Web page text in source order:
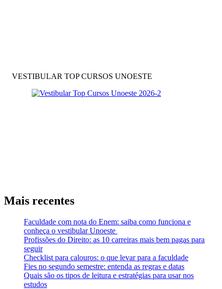
VESTIBULAR TOP CURSOS UNOESTE
Mais recentes
Faculdade com nota do Enem: saiba como funciona e
conheça o vestibular Unoeste
Profissões do Direito: as 10 carreiras mais bem pagas para
seguir
Checklist para calouros: o que levar para a faculdade
Fies no segundo semestre: entenda as regras e datas
Quais são os tipos de leitura e estratégias para usar nos
estudos